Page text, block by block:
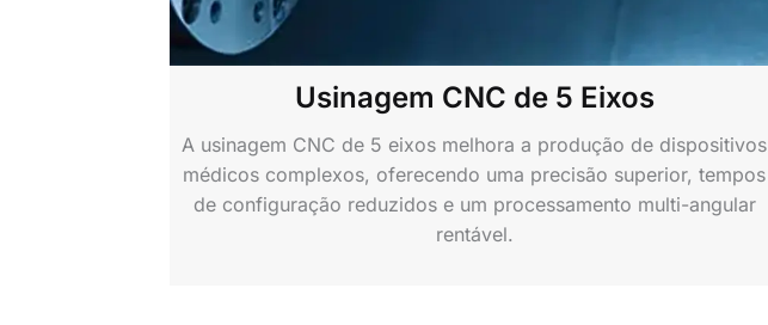
Usinagem CNC de 5 Eixos
A usinagem CNC de 5 eixos melhora a produção de dispositivos
médicos complexos, oferecendo uma precisão superior, tempos
de configuração reduzidos e um processamento multi-angular
rentável.